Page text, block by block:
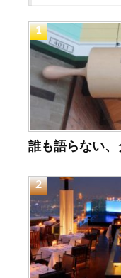
誰も語らない